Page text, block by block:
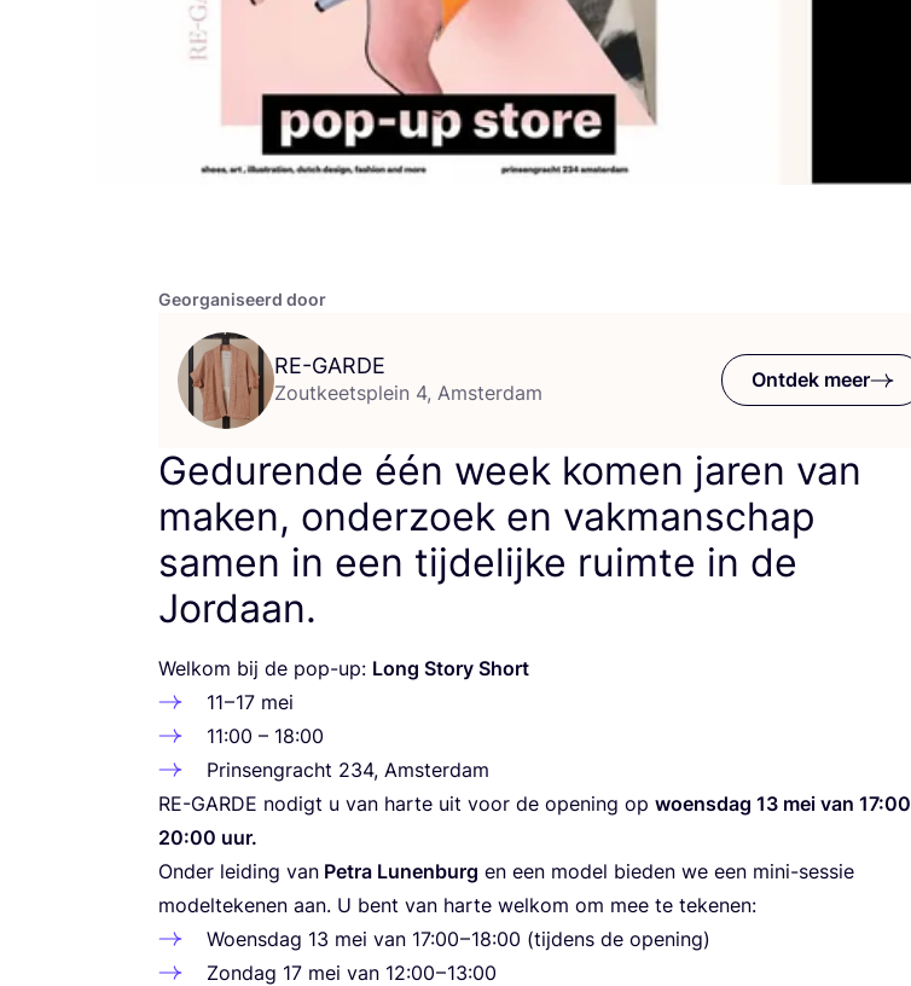
Georganiseerd door
RE-GARDE
Zoutkeetsplein 4, Amsterdam
Ontdek meer
Gedurende één week komen jaren van
maken, onderzoek en vakmanschap
samen in een tijdelijke ruimte in de
Jordaan.
Wel­kom bij de pop-up: Long Sto­ry Short
11–17 mei
11:00 – 18:00
Prin­sen­gracht 234, Amsterdam
RE-GAR­DE nodigt u van har­te uit voor de ope­ning op woens­dag 13 mei van 17:00
20:00 uur.
Onder lei­ding van Pet­ra Lunen­burg en een model bie­den we een mini-ses­sie
model­te­ke­nen aan. U bent van har­te wel­kom om mee te tekenen:
Woens­dag 13 mei van 17:00–18:00 (tij­dens de opening)
Zon­dag 17 mei van 12:00–13:00